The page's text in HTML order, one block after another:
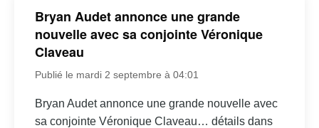
Bryan Audet annonce une grande
nouvelle avec sa conjointe Véronique
Claveau
Publié le mardi 2 septembre à 04:01
Bryan Audet annonce une grande nouvelle avec
sa conjointe Véronique Claveau… détails dans